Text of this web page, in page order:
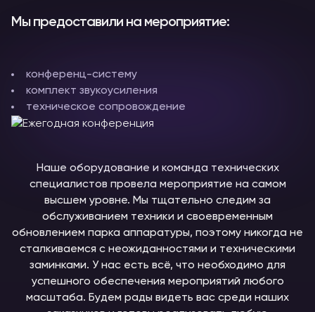
Мы предоставили на мероприятие:
конференц-систему
комплект звукоусиления
техническое сопровождение
Наше оборудование и команда технических
специалистов провела мероприятие на самом
высшем уровне. Мы тщательно следим за
обслуживанием техники и своевременным
обновлением парка аппаратуры, поэтому никогда не
сталкиваемся с неожиданностями и техническими
заминками. У нас есть всё, что необходимо для
успешного обеспечения мероприятий любого
масштаба. Будем рады видеть вас среди наших